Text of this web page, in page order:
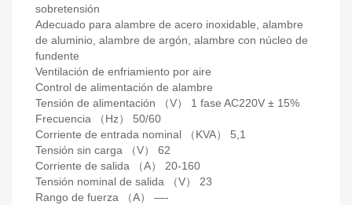
sobretensión
Adecuado para alambre de acero inoxidable, alambre
de aluminio, alambre de argón, alambre con núcleo de
fundente
Ventilación de enfriamiento por aire
Control de alimentación de alambre
Tensión de alimentación （V） 1 fase AC220V ± 15%
Frecuencia （Hz） 50/60
Corriente de entrada nominal （KVA） 5,1
Tensión sin carga （V） 62
Corriente de salida （A） 20-160
Tensión nominal de salida （V） 23
Rango de fuerza （A） —-